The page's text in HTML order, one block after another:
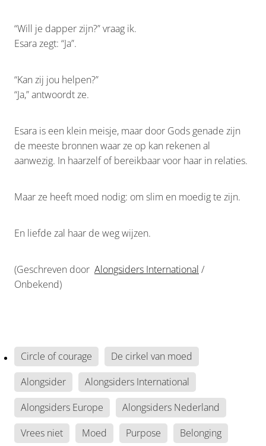
“Will je dapper zijn?” vraag ik.
Esara zegt: “Ja”.
“Kan zij jou helpen?”
“Ja,” antwoordt ze.
Esara is een klein meisje, maar door Gods genade zijn
de meeste bronnen waar ze op kan rekenen al
aanwezig. In haarzelf of bereikbaar voor haar in relaties.
Maar ze heeft moed nodig: om slim en moedig te zijn.
En liefde zal haar de weg wijzen.
(Geschreven door Alongsiders International /
Onbekend)
Circle of courage
De cirkel van moed
Alongsider
Alongsiders International
Alongsiders Europe
Alongsiders Nederland
Vrees niet
Moed Purpose
Belonging